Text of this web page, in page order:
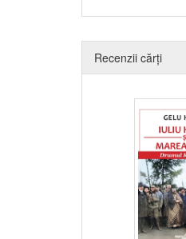
Recenzii cărți